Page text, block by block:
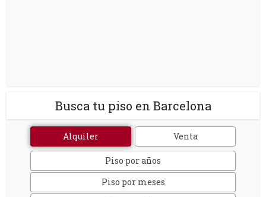
Busca tu piso en Barcelona
Alquiler Venta
Piso por años
Piso por meses